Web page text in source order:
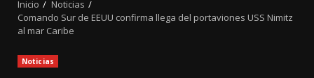
Inicio
Noticias
Comando Sur de EEUU confirma llega del portaviones USS Nimitz
al mar Caribe
Noticias